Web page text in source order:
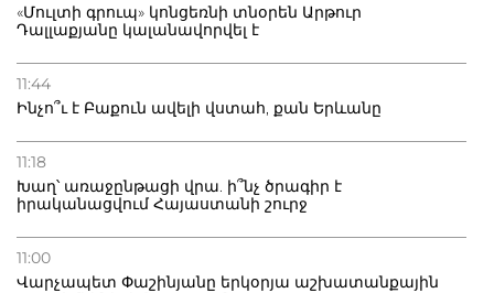
«Մուլտի գրուպ» կոնցեռնի տնօրեն Արթուր
Դալլաքյանը կալանավորվել է
11:44
Ինչո՞ւ է Բաքուն ավելի վստահ, քան Երևանը
11:18
Խաղ՝ առաջընթացի վրա. ի՞նչ ծրագիր է
իրականացվում Հայաստանի շուրջ
11:00
Վարչապետ Փաշինյանը երկօրյա աշխատանքային